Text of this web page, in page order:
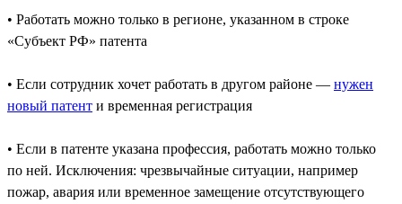
• Работать можно только в регионе, указанном в строке
«Субъект РФ» патента
• Если сотрудник хочет работать в другом районе — нужен
новый патент и временная регистрация
• Если в патенте указана профессия, работать можно только
по ней. Исключения: чрезвычайные ситуации, например
пожар, авария или временное замещение отсутствующего